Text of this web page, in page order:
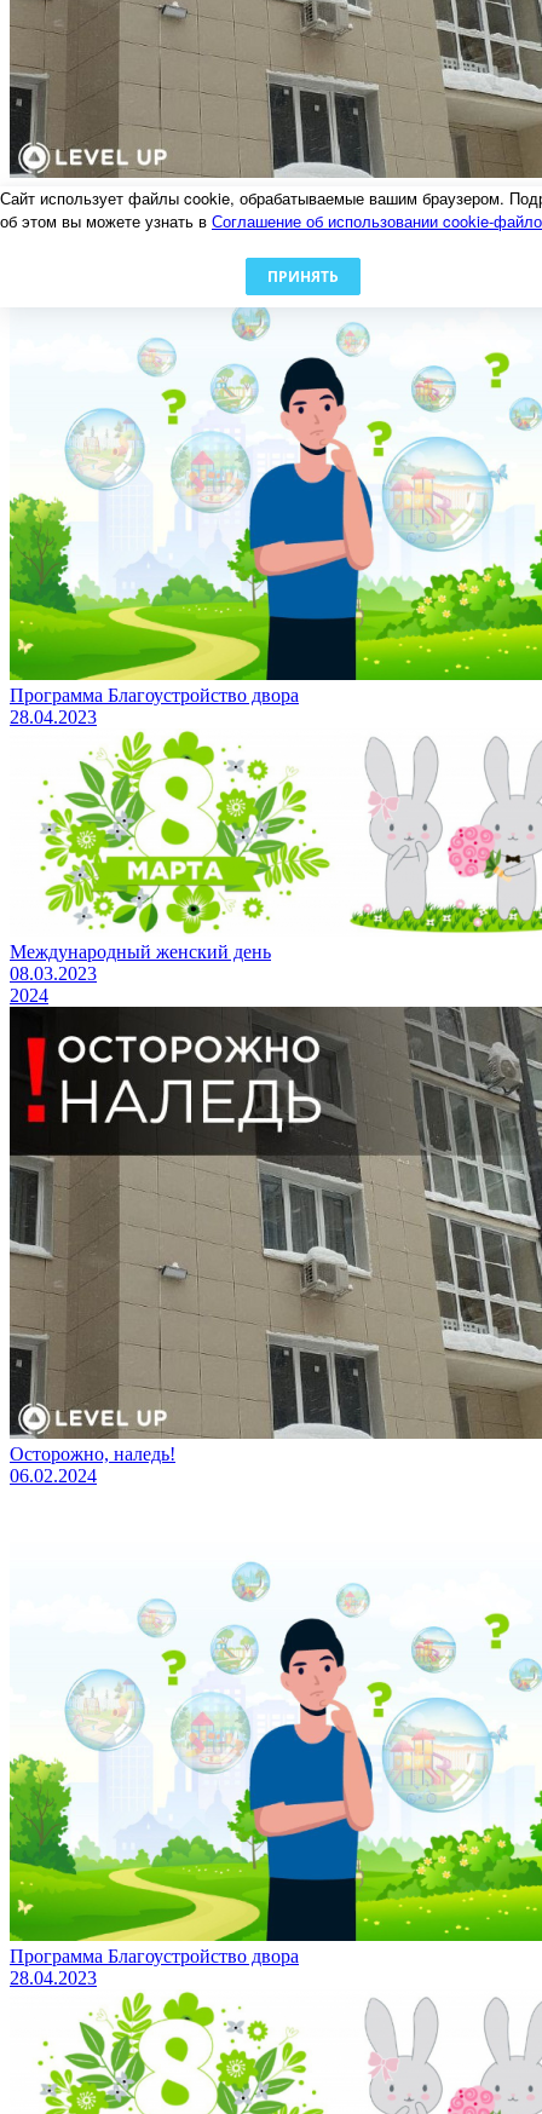
Осторожно, наледь!
06.02.2024
Программа Благоустройство двора
28.04.2023
Международный женский день
08.03.2023
2024
Осторожно, наледь!
06.02.2024
Программа Благоустройство двора
28.04.2023
Сайт использует файлы cookie, обрабатываемые вашим браузером.
об этом вы можете узнать в Соглашение об использовании cookie-
ПРИНЯТЬ